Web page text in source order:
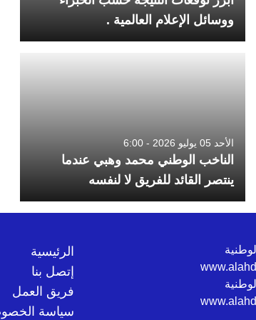
ووسائل الإعلام العالمية .
الأحد 05 يوليو 2026 - 6:00
الناخب الوطني محمد وهبي عندما
ينتصر القائد للفريق لا لنفسه
الرئيسية
إتصل بنا
فريق العمل
سياسة